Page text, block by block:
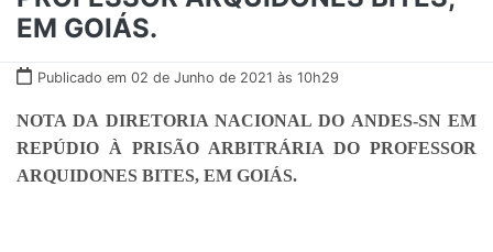
EM GOIÁS.
Publicado em 02 de Junho de 2021 às 10h29
NOTA DA DIRETORIA NACIONAL DO ANDES-SN EM
REPÚDIO À PRISÃO ARBITRÁRIA DO PROFESSOR
ARQUIDONES BITES, EM GOIÁS.